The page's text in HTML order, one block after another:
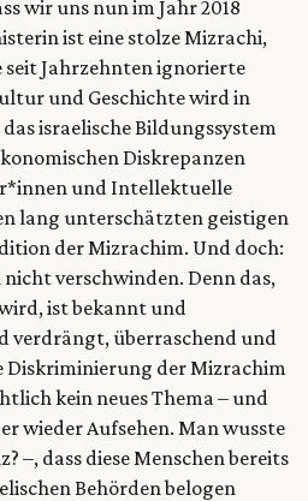
wir uns nun im Jahr 2018
ist eine stolze Mizrachi,
seit Jahrzehnten ignorierte
und Geschichte wird in
israelische Bildungssystem
Diskrepanzen
und Intellektuelle
lang unterschätzten geistigen
der Mizrachim. Und doch:
verschwinden. Denn das,
ist bekannt und
verdrängt, überraschend und
Diskriminierung der Mizrachim
kein neues Thema – und
wieder Aufsehen. Man wusste
–, dass diese Menschen bereits
Behörden belogen